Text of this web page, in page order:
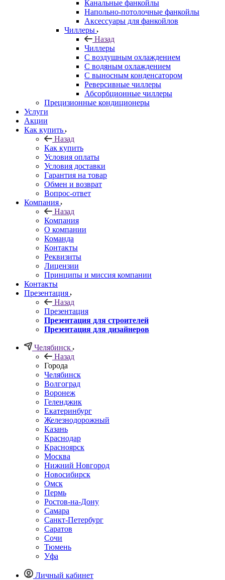
Канальные фанкойлы
Напольно-потолочные фанкойлы
Аксессуары для фанкойлов
Чиллеры
Назад
Чиллеры
С воздушным охлаждением
С водяным охлаждением
С выносным конденсатором
Реверсивные чиллеры
Абсорбционные чиллеры
Прецизионные кондиционеры
Услуги
Акции
Как купить
Назад
Как купить
Условия оплаты
Условия доставки
Гарантия на товар
Обмен и возврат
Вопрос-ответ
Компания
Назад
Компания
О компании
Команда
Контакты
Реквизиты
Лицензии
Принципы и миссия компании
Контакты
Презентация
Назад
Презентация
Презентация для строителей
Презентация для дизайнеров
Челябинск
Назад
Города
Челябинск
Волгоград
Воронеж
Геленджик
Екатеринбург
Железнодорожный
Казань
Краснодар
Красноярск
Москва
Нижний Новгород
Новосибирск
Омск
Пермь
Ростов-на-Дону
Самара
Санкт-Петербург
Саратов
Сочи
Тюмень
Уфа
Личный кабинет